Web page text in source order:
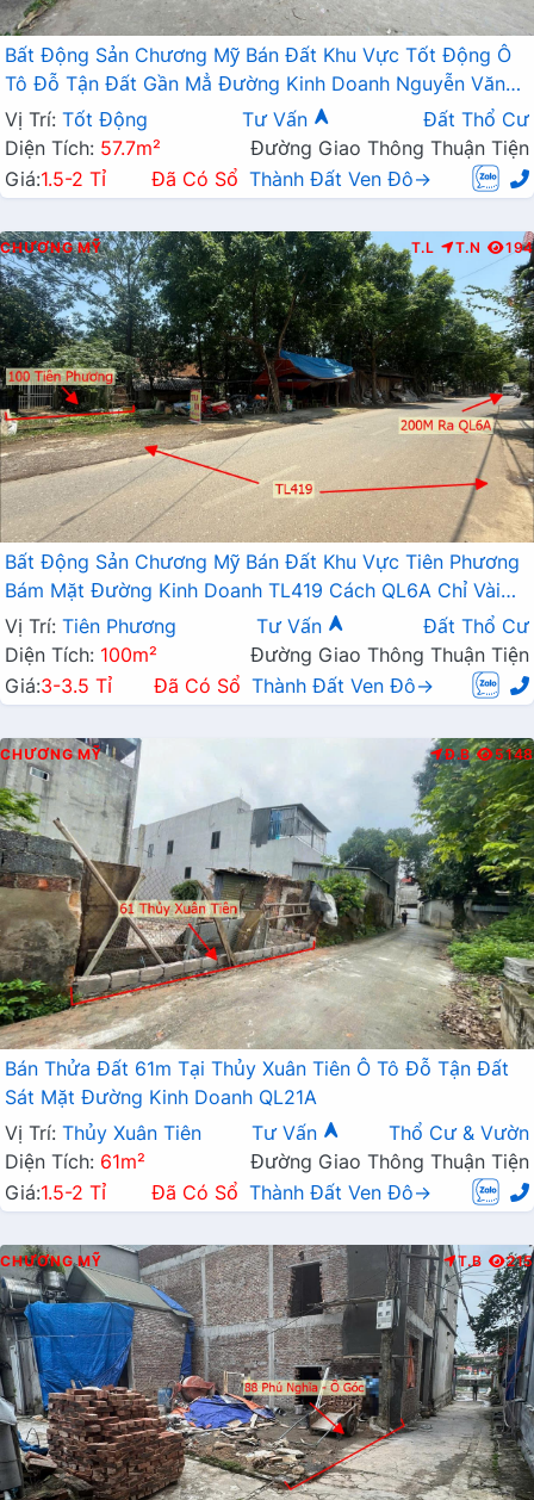
Bất Động Sản Chương Mỹ Bán Đất Khu Vực Tốt Động Ô
Tô Đỗ Tận Đất Gần Mẳ Đường Kinh Doanh Nguyễn Văn
Trỗi
Vị Trí: Tốt Động Tư Vấn
Đất Thổ Cư
Diện Tích: 57.7m²
Đường Giao Thông Thuận Tiện
Giá:1.5-2 Tỉ Đã Có Sổ Thành Đất Ven Đô→
CHƯƠNG MỸ T.L T.N 194
Bất Động Sản Chương Mỹ Bán Đất Khu Vực Tiên Phương
Bám Mặt Đường Kinh Doanh TL419 Cách QL6A Chỉ Vài
Trăm Mét
Vị Trí: Tiên Phương Tư Vấn
Đất Thổ Cư
Diện Tích: 100m²
Đường Giao Thông Thuận Tiện
Giá:3-3.5 Tỉ Đã Có Sổ Thành Đất Ven Đô→
CHƯƠNG MỸ Đ.B 5148
Bán Thửa Đất 61m Tại Thủy Xuân Tiên Ô Tô Đỗ Tận Đất
Sát Mặt Đường Kinh Doanh QL21A
Vị Trí: Thủy Xuân Tiên Tư Vấn
Thổ Cư & Vườn
Diện Tích: 61m²
Đường Giao Thông Thuận Tiện
Giá:1.5-2 Tỉ Đã Có Sổ Thành Đất Ven Đô→
CHƯƠNG MỸ T.B 215